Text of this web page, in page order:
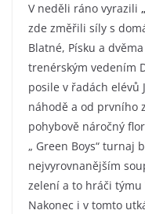
V neděli ráno vyrazili
zde změřili síly s
Blatné, Písku a
trenérským vedením
posile v řadách elévů
náhodě a od prvního
pohybově náročný
„ Green Boys“ turnaj
nejvyrovnanějším
zelení a to hráči týmu
Nakonec i v tomto